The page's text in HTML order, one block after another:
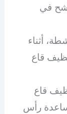
في
أثناء
قاع
قاع
رأس